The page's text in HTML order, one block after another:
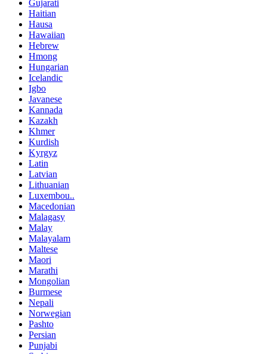
Gujarati
Haitian
Hausa
Hawaiian
Hebrew
Hmong
Hungarian
Icelandic
Igbo
Javanese
Kannada
Kazakh
Khmer
Kurdish
Kyrgyz
Latin
Latvian
Lithuanian
Luxembou..
Macedonian
Malagasy
Malay
Malayalam
Maltese
Maori
Marathi
Mongolian
Burmese
Nepali
Norwegian
Pashto
Persian
Punjabi